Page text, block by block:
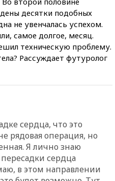
десятки подобных
не увенчалась успехом.
самое долгое, месяц.
техническую проблему.
Рассуждает футуролог
сердца, что это
рядовая операция, но
Я лично знаю
сердца
в этом направлении